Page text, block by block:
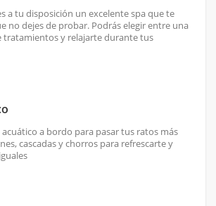
a tu disposición un excelente spa que te
no dejes de probar. Podrás elegir entre una
tratamientos y relajarte durante tus
a bordo para pasar tus ratos más
cascadas y chorros para refrescarte y